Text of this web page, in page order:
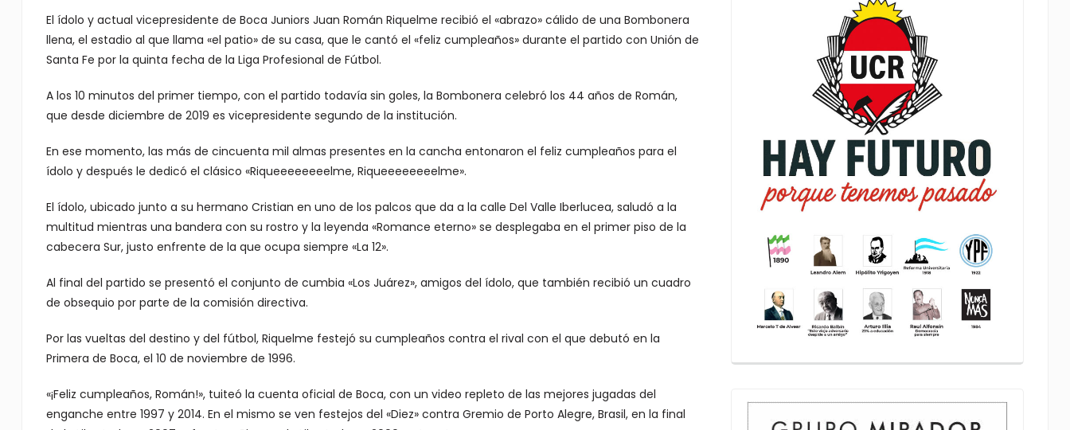
El ídolo y actual vicepresidente de Boca Juniors Juan Román Riquelme recibió el «abrazo» cálido de una Bombonera
llena, el estadio al que llama «el patio» de su casa, que le cantó el «feliz cumpleaños» durante el partido con Unión de
Santa Fe por la quinta fecha de la Liga Profesional de Fútbol.
A los 10 minutos del primer tiempo, con el partido todavía sin goles, la Bombonera celebró los 44 años de Román,
que desde diciembre de 2019 es vicepresidente segundo de la institución.
En ese momento, las más de cincuenta mil almas presentes en la cancha entonaron el feliz cumpleaños para el
ídolo y después le dedicó el clásico «Riqueeeeeeeelme, Riqueeeeeeeelme».
El ídolo, ubicado junto a su hermano Cristian en uno de los palcos que da a la calle Del Valle Iberlucea, saludó a la
multitud mientras una bandera con su rostro y la leyenda «Romance eterno» se desplegaba en el primer piso de la
cabecera Sur, justo enfrente de la que ocupa siempre «La 12».
Al final del partido se presentó el conjunto de cumbia «Los Juárez», amigos del ídolo, que también recibió un cuadro
de obsequio por parte de la comisión directiva.
Por las vueltas del destino y del fútbol, Riquelme festejó su cumpleaños contra el rival con el que debutó en la
Primera de Boca, el 10 de noviembre de 1996.
«¡Feliz cumpleaños, Román!», tuiteó la cuenta oficial de Boca, con un video repleto de las mejores jugadas del
enganche entre 1997 y 2014. En el mismo se ven festejos del «Diez» contra Gremio de Porto Alegre, Brasil, en la final